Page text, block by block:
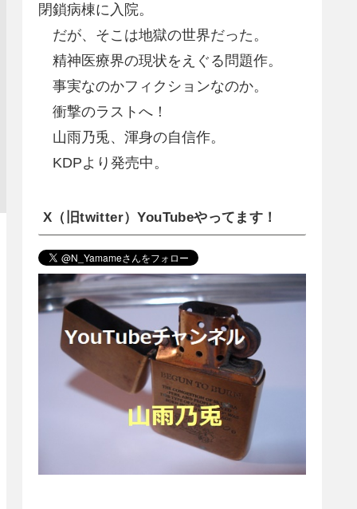
閉鎖病棟に入院。
だが、そこは地獄の世界だった。
精神医療界の現状をえぐる問題作。
事実なのかフィクションなのか。
衝撃のラストへ！
山雨乃兎、渾身の自信作。
KDPより発売中。
X（旧twitter）YouTubeやってます！